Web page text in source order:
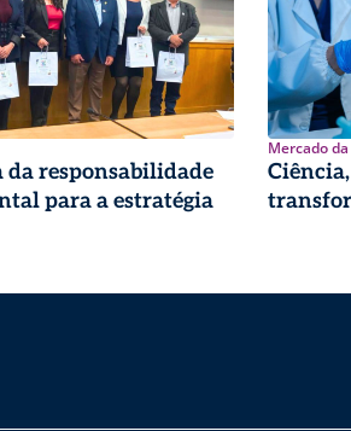
da responsabilidade
para a estratégia
Mercado